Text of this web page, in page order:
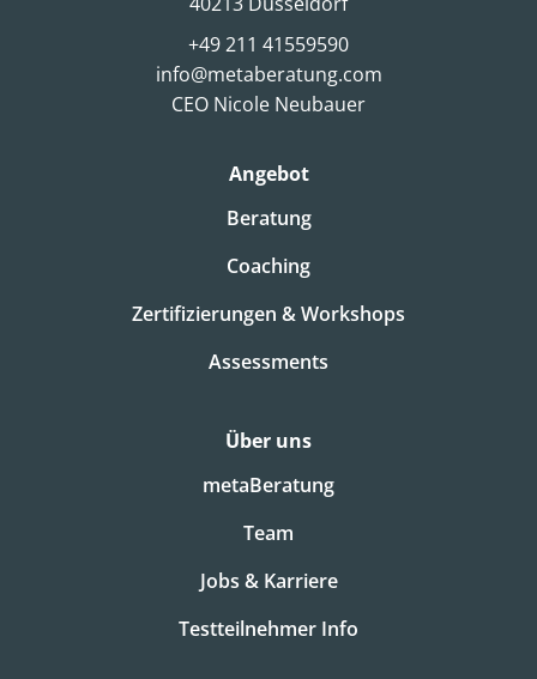
+49 211 41559590
info@metaberatung.com
CEO Nicole Neubauer
Angebot
Beratung
Coaching
Zertifizierungen & Workshops
Assessments
Über uns
metaBeratung
Team
Jobs & Karriere
Testteilnehmer Info